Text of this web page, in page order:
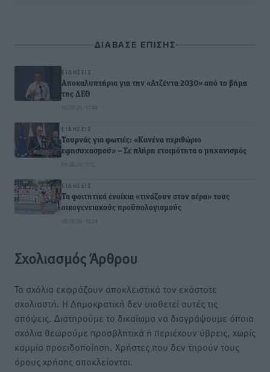
ΔΙΑΒΑΣΕ ΕΠΙΣΗΣ
ΕΙΔΉΣΕΙΣ
Αποκαλυπτήρια για την «Ατζέντα 2030» από το βήμα
της ΔΕΘ
09.08.26 · 13:44
ΕΙΔΉΣΕΙΣ
Τουρνάς για φωτιές: «Κανένα περιθώριο
εφησυχασμού» – Σε πλήρη ετοιμότητα ο μηχανισμός
09.08.26 · 11:12
ΕΙΔΉΣΕΙΣ
Τα φοιτητικά ενοίκια «τινάζουν στον αέρα» τους
οικογενειακούς προϋπολογισμούς
09.08.26 · 10:24
Σχολιασμός Άρθρου
Τα σχόλια εκφράζουν αποκλειστικά τον εκάστοτε
σχολιαστή. Η Δημοκρατική δεν υιοθετεί αυτές τις
απόψεις. Διατηρούμε το δικαίωμα να διαγράψουμε όποια
σχόλια θεωρούμε προσβλητικά ή περιέχουν ύβρεις, χωρίς
καμμία προειδοποίηση. Χρήστες που δεν τηρούν τους
όρους χρήσης αποκλείονται.